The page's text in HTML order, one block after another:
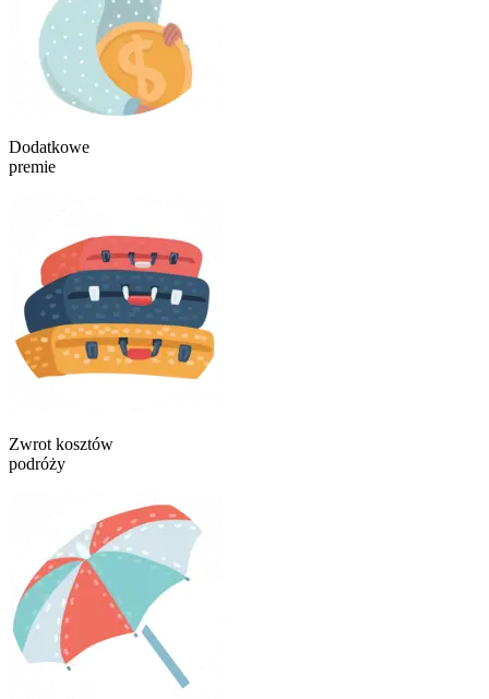
Dodatkowe
premie
Zwrot kosztów
podróży